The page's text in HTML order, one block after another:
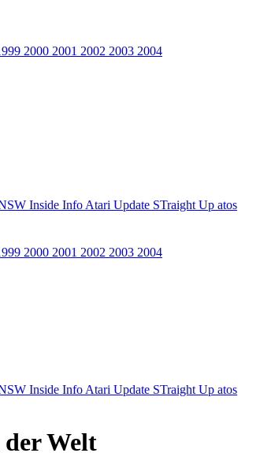
2000 2001 2002 2003 2004
Inside Info Atari Update STraight Up atos
2000 2001 2002 2003 2004
Inside Info Atari Update STraight Up atos
Welt